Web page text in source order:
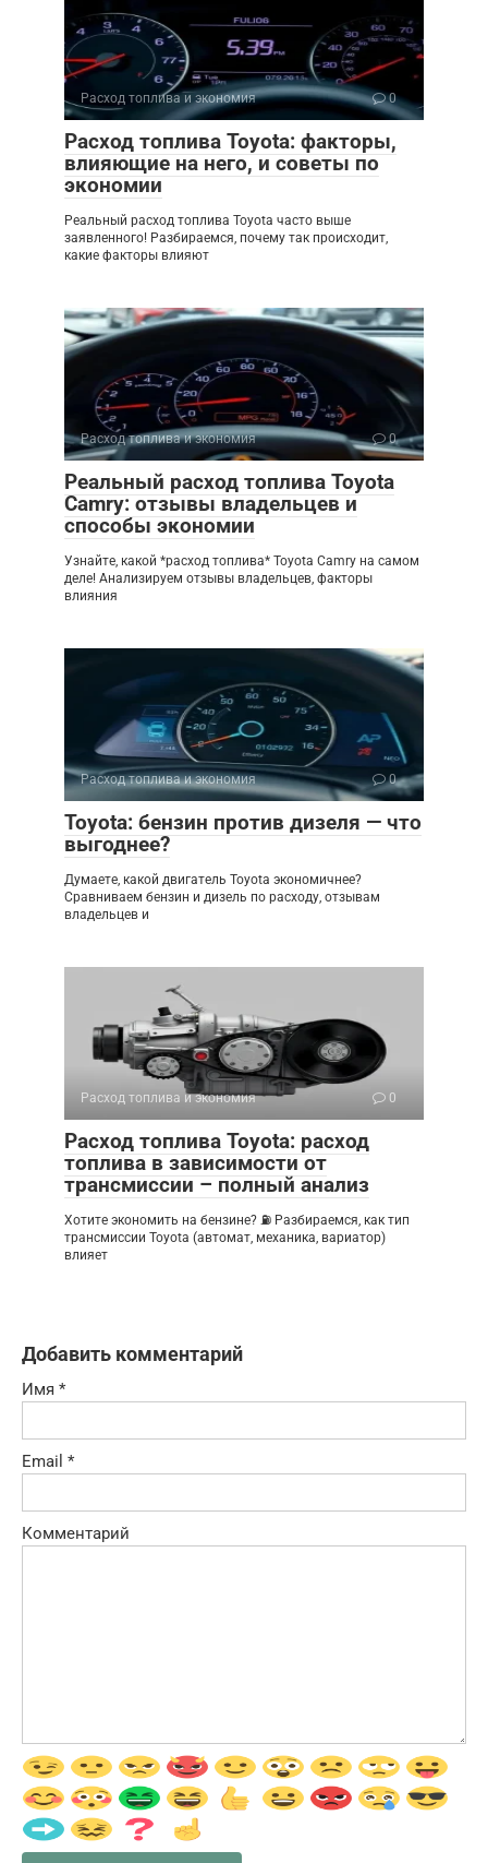
Расход топлива и экономия 0
Расход топлива Toyota: факторы,
влияющие на него, и советы по
экономии
Реальный расход топлива Toyota часто выше
заявленного! Разбираемся, почему так происходит,
какие факторы влияют
Расход топлива и экономия 0
Реальный расход топлива Toyota
Camry: отзывы владельцев и
способы экономии
Узнайте, какой *расход топлива* Toyota Camry на самом
деле! Анализируем отзывы владельцев, факторы
влияния
Расход топлива и экономия 0
Toyota: бензин против дизеля — что
выгоднее?
Думаете, какой двигатель Toyota экономичнее?
Сравниваем бензин и дизель по расходу, отзывам
владельцев и
Расход топлива и экономия 0
Расход топлива Toyota: расход
топлива в зависимости от
трансмиссии – полный анализ
Хотите экономить на бензине? ⛽ Разбираемся, как тип
трансмиссии Toyota (автомат, механика, вариатор)
влияет
Добавить комментарий
Имя *
Email *
Комментарий